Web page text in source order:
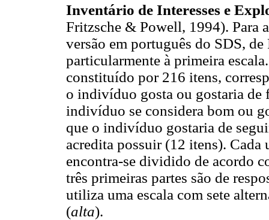
Inventário de Interesses e
Fritzsche & Powell, 1994). Para
versão em português do SDS,
particularmente à primeira
constituído por 216 itens,
o indivíduo gosta ou gostaria de
indivíduo se considera bom ou
que o indivíduo gostaria de
acredita possuir (12 itens). Cada
encontra-se dividido de acordo
três primeiras partes são de
utiliza uma escala com sete
(alta).